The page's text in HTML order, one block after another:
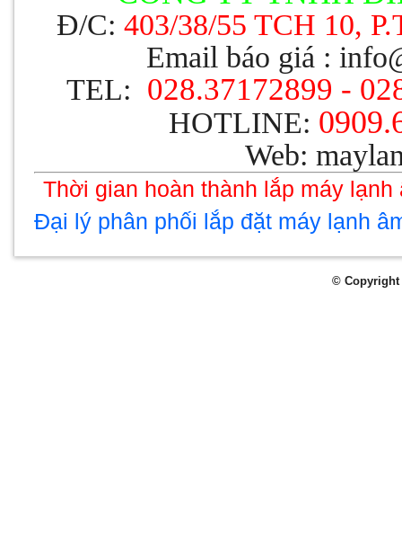
Đ/C: 403/38/55 TCH 10,
Email báo giá :
TEL: 028.37172899 -
HOTLINE:
Web:
Thời gian hoàn thành lắp máy
Đại lý phân phối lắp đặt máy lạnh
© Copyright